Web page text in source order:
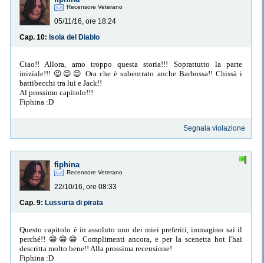
Recensore Veterano
05/11/16, ore 18:24
Cap. 10: Isola del Diablo
Ciao!! Allora, amo troppo questa storia!!! Soprattutto la parte
iniziale!!! 😉😉😉 Ora che è subentrato anche Barbossa!! Chissà i
battibecchi tra lui e Jack!!
Al prossimo capitolo!!!
Fiphina :D
Segnala violazione
fiphina
Recensore Veterano
22/10/16, ore 08:33
Cap. 9: Lussuria di pirata
Questo capitolo è in assoluto uno dei miei preferiti, immagino sai il
perché!! 😁😁😁 Complimenti ancora, e per la scenetta hot l'hai
descritta molto bene!! Alla prossima recensione!
Fiphina :D